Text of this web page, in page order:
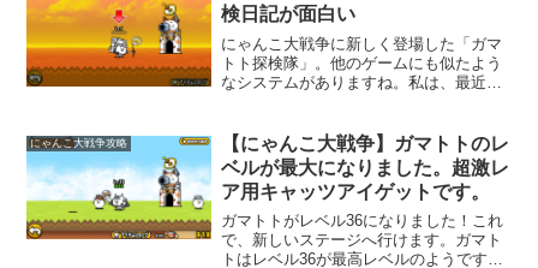
袋を開けるには、広告を見る...
検日記が面白い
にゃんこ大戦争に新しく登場した「ガマ
トト探検隊」。他のゲームにも似たよう
なシステムがありますね。私は、最近こ
きてくれます。大抵は経験値ですね。た
まにアイテムも手に入れて...
にゃんこ大戦争攻略
【にゃんこ大戦争】ガマトトのレ
ベルが最大になりました。超激レ
ア用キャッツアイゲットです。
ガマトトがレベル36になりました！これ
で、新しいステージへ行けます。ガマト
トはレベル36が最高レベルのようです。